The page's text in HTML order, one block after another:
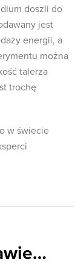
doszli do
jest
energii, a
można
talerza
trochę
w świecie